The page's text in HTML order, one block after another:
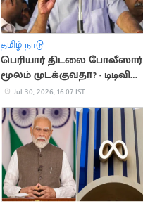
தமிழ் நாடு
பெரியார் திடலை போலீஸார்
மூலம் முடக்குவதா? - டிடிவி
தினகரன் கண்டனம்
Jul 30, 2026, 16:07 IST